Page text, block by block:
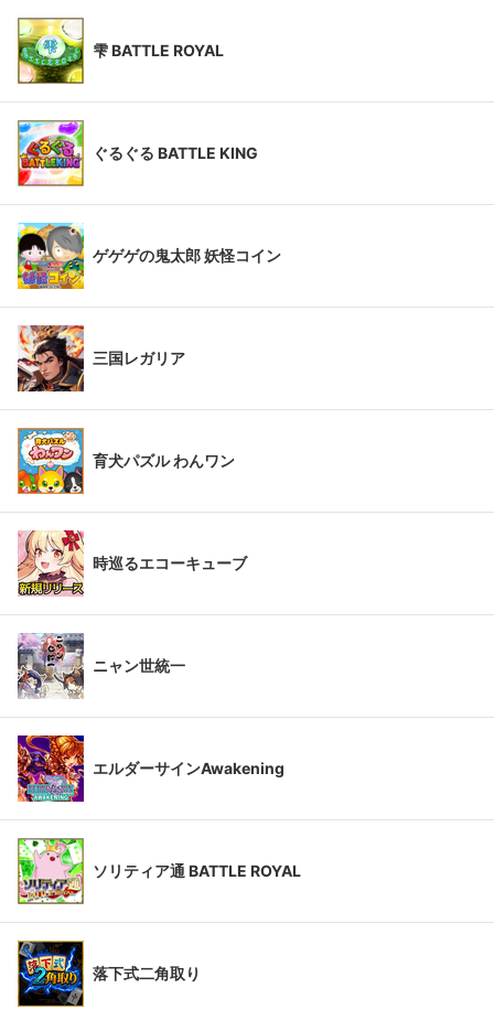
雫 BATTLE ROYAL
ぐるぐる BATTLE KING
ゲゲゲの鬼太郎 妖怪コイン
三国レガリア
育犬パズル わんワン
時巡るエコーキューブ
ニャン世統一
エルダーサインAwakening
ソリティア通 BATTLE ROYAL
落下式二角取り